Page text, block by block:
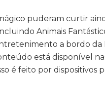
puderam curtir
Animais
a bordo da
está disponível
é feito por dispositivos